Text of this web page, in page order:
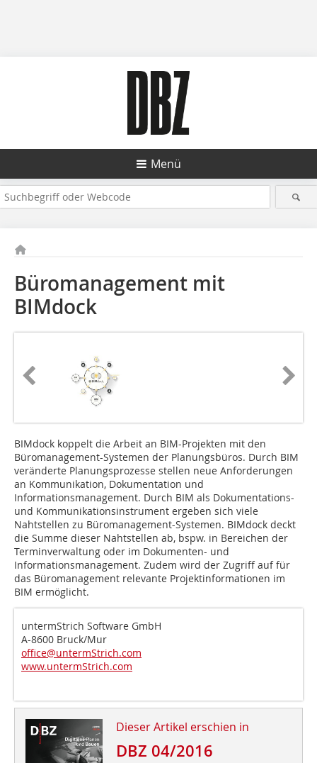
Menü
Büromanagement mit
BIMdock
BIMdock koppelt die Arbeit an BIM-Projekten mit den
Büromanagement-Systemen der Planungsbüros. Durch BIM
veränderte Planungsprozesse stellen neue Anforderungen
an Kommunikation, Dokumenta­tion und
Informationsmanagement. Durch BIM als Dokumentations-
und Kommunikationsinstrument ergeben sich viele
Nahtstellen zu Büromanagement-Systemen. BIMdock deckt
die Summe dieser Nahtstellen ab, bspw. in Bereichen der
Terminverwaltung oder im Dokumenten- und
Informationsmanagement. Zudem wird der Zugriff auf für
das Büromanagement relevante Projektinformationen im
BIM ermöglicht.
untermStrich Software GmbH
A-8600 Bruck/Mur
office@untermStrich.com
www.untermStrich.com
Dieser Artikel erschien in
DBZ 04/2016